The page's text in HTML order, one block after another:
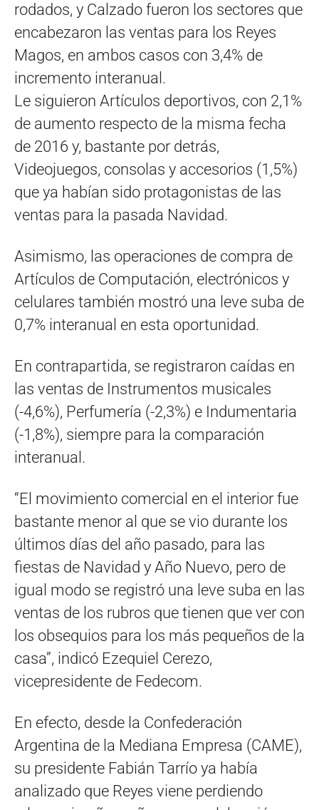
rodados, y Calzado fueron los sectores que
encabezaron las ventas para los Reyes
Magos, en ambos casos con 3,4% de
incremento interanual.
Le siguieron Artículos deportivos, con 2,1%
de aumento respecto de la misma fecha
de 2016 y, bastante por detrás,
Videojuegos, consolas y accesorios (1,5%)
que ya habían sido protagonistas de las
ventas para la pasada Navidad.
Asimismo, las operaciones de compra de
Artículos de Computación, electrónicos y
celulares también mostró una leve suba de
0,7% interanual en esta oportunidad.
En contrapartida, se registraron caídas en
las ventas de Instrumentos musicales
(-4,6%), Perfumería (-2,3%) e Indumentaria
(-1,8%), siempre para la comparación
interanual.
“El movimiento comercial en el interior fue
bastante menor al que se vio durante los
últimos días del año pasado, para las
fiestas de Navidad y Año Nuevo, pero de
igual modo se registró una leve suba en las
ventas de los rubros que tienen que ver con
los obsequios para los más pequeños de la
casa”, indicó Ezequiel Cerezo,
vicepresidente de Fedecom.
En efecto, desde la Confederación
Argentina de la Mediana Empresa (CAME),
su presidente Fabián Tarrío ya había
analizado que Reyes viene perdiendo